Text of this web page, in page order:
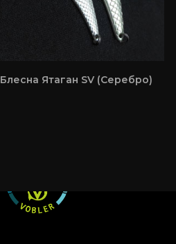
Блесна Ятаган SV (Серебро)